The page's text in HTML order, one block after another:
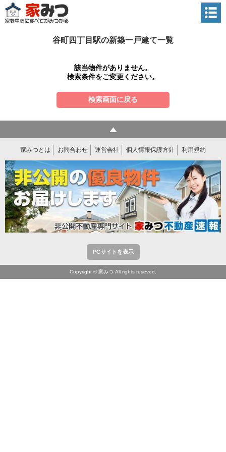
谷町四丁目駅の新築一戸建て一覧
該当物件がありません。
検索条件をご変更ください。
検索画面に戻る
家みつとは お問合わせ 運営会社 個人情報保護方針 利用規約
PCサイトを表示
Copyright © 家みつ All rights reseved.